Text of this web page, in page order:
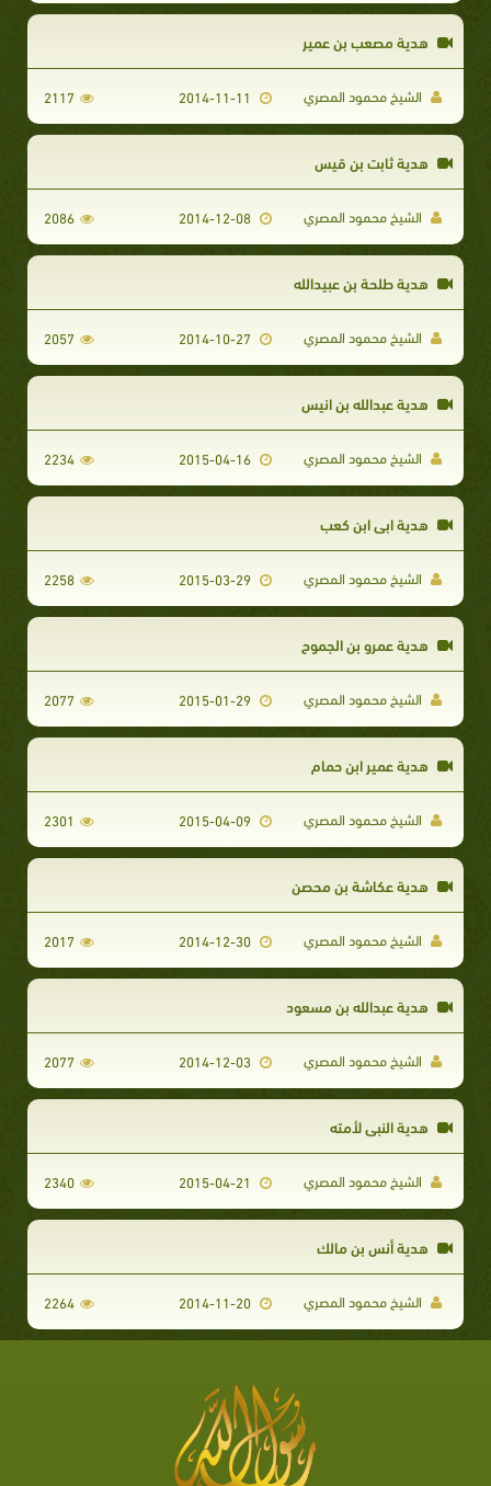
هدية مصعب بن عمير
الشيخ محمود المصري 2117
هدية ثابت بن قيس
الشيخ محمود المصري 2086
هدية طلحة بن عبيدالله
الشيخ محمود المصري 2057
هدية عبدالله بن انيس
الشيخ محمود المصري 2234
هدية ابي ابن كعب
الشيخ محمود المصري 2258
هدية عمرو بن الجموح
الشيخ محمود المصري 2077
هدية عمير ابن حمام
الشيخ محمود المصري 2301
هدية عكاشة بن محصن
الشيخ محمود المصري 2017
هدية عبدالله بن مسعود
الشيخ محمود المصري 2077
هدية النبي لأمته
الشيخ محمود المصري 2340
هدية أنس بن مالك
الشيخ محمود المصري 2264